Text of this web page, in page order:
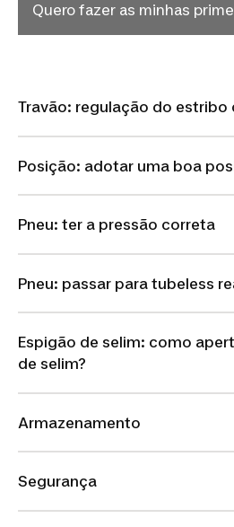
Quero fazer as minhas
Travão: regulação do estribo
Posição: adotar uma boa
Pneu: ter a pressão correta
Pneu: passar para tubeless
Espigão de selim: como
de selim?
Armazenamento
Segurança